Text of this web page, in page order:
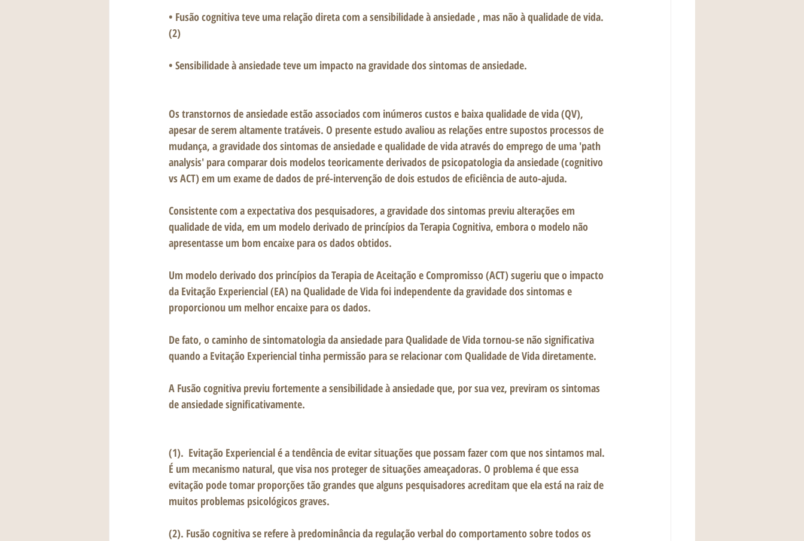
• Fusão cognitiva teve uma relação direta com a sensibilidade à ansiedade , mas não à qualidade de vida.
(2)
• Sensibilidade à ansiedade teve um impacto na gravidade dos sintomas de ansiedade.
Os transtornos de ansiedade estão associados com inúmeros custos e baixa qualidade de vida (QV),
apesar de serem altamente tratáveis​​. O presente estudo avaliou as relações entre supostos processos de
mudança, a gravidade dos sintomas de ansiedade e qualidade de vida através do emprego de uma 'path
analysis' para comparar dois modelos teoricamente derivados de psicopatologia da ansiedade (cognitivo
vs ACT) em um exame de dados de pré-intervenção de dois estudos de eficiência de auto-ajuda.
Consistente com a expectativa dos pesquisadores, a gravidade dos sintomas previu alterações em
qualidade de vida, em um modelo derivado de princípios da Terapia Cognitiva, embora o modelo não
apresentasse um bom encaixe para os dados obtidos.
Um modelo derivado dos princípios da Terapia de Aceitação e Compromisso (ACT) sugeriu que o impacto
da Evitação Experiencial (EA) na Qualidade de Vida foi independente da gravidade dos sintomas e
proporcionou um melhor encaixe para os dados.
De fato, o caminho de sintomatologia da ansiedade para Qualidade de Vida tornou-se não significativa
quando a Evitação Experiencial tinha permissão para se relacionar com Qualidade de Vida diretamente.
A Fusão cognitiva previu fortemente a sensibilidade à ansiedade que, por sua vez, previram os sintomas
de ansiedade significativamente.
(1).  Evitação Experiencial é a tendência de evitar situações que possam fazer com que nos sintamos mal.
É um mecanismo natural, que visa nos proteger de situações ameaçadoras. O problema é que essa
evitação pode tomar proporções tão grandes que alguns pesquisadores acreditam que ela está na raiz de
muitos problemas psicológicos graves.
(2). Fusão cognitiva se refere à predominância da regulação verbal do comportamento sobre todos os